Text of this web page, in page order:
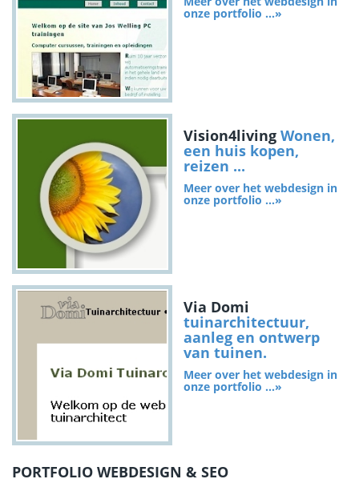
onze portfolio ...»
Vision4living Wonen,
een huis kopen,
reizen ...
Meer over het webdesign in
onze portfolio ...»
Via Domi
tuinarchitectuur,
aanleg en ontwerp
van tuinen.
Meer over het webdesign in
onze portfolio ...»
PORTFOLIO WEBDESIGN & SEO